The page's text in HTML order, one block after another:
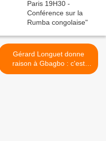
Gérard Longuet donne
raison à Gbagbo : c'est
l'armée française qui a fait